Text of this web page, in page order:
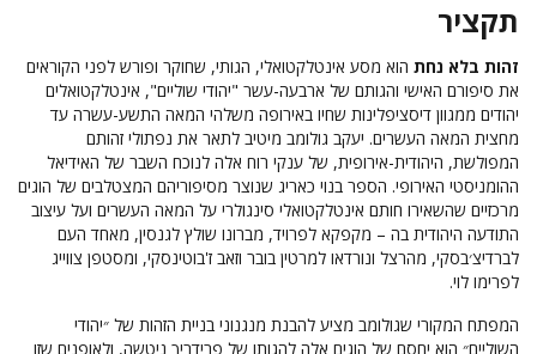
תקציר
זהות בלא נחת הוא מסע אינטלקטואלי, הגותי, שחוקר ופורש לפני הקוראים
את סיפורם האישי והגותם של ארבעה-עשר "יהודי שוליים", אינטלקטואלים
יהודים ממגוון דיסציפלינות שחיו באירופה משלהי המאה התשע-עשרה עד
מחצית המאה העשרים. יעקב גולומב מיטיב לתאר את נפתולי זהותם
המפולשת, היהודית-אירופית, של ענקי רוח אלה לנוכח השבר של האידיאל
ההומניסטי האירופי. הספר בנוי כאריג שנוצר מסיפוריהם המצטלבים של הוגים
מרכזיים שהשאירו חותם אינטלקטואלי סינגולרי על המאה העשרים ועל עיצוב
התודעה היהודית בה – מקפקא לפרויד, מברונו שולץ לגנסין, מאחד העם
לברדיצ׳בסקי, מהרצל ונורדאו למרטין בובר וזאב ז'בוטינסקי, ומסטפן צווייג
לפרימו לוי.
המפתח המקורי שגולומב מציע להבנת מנגנוני בניית הזהות של ״יהודי
השוליים״ הוא יחסם של הוגים אלה להגותו של פרידריך ניטשה, ולאופנים שזו